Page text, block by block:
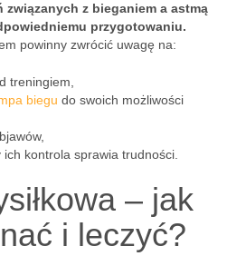
związanych z bieganiem a astmą
przygotowaniu.
powinny zwrócić uwagę na:
treningiem,
biegu do swoich możliwości
kontrola sprawia trudności.
– jak
i leczyć?